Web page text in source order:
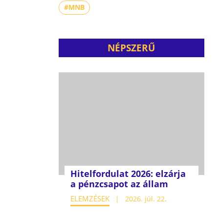
#MNB
NÉPSZERŰ
Hitelfordulat 2026: elzárja
a pénzcsapot az állam
ELEMZÉSEK 2026. júl. 22.